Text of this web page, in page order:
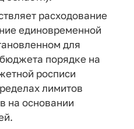
расходование
единовременной
для
порядке на
росписи
лимитов
на основании